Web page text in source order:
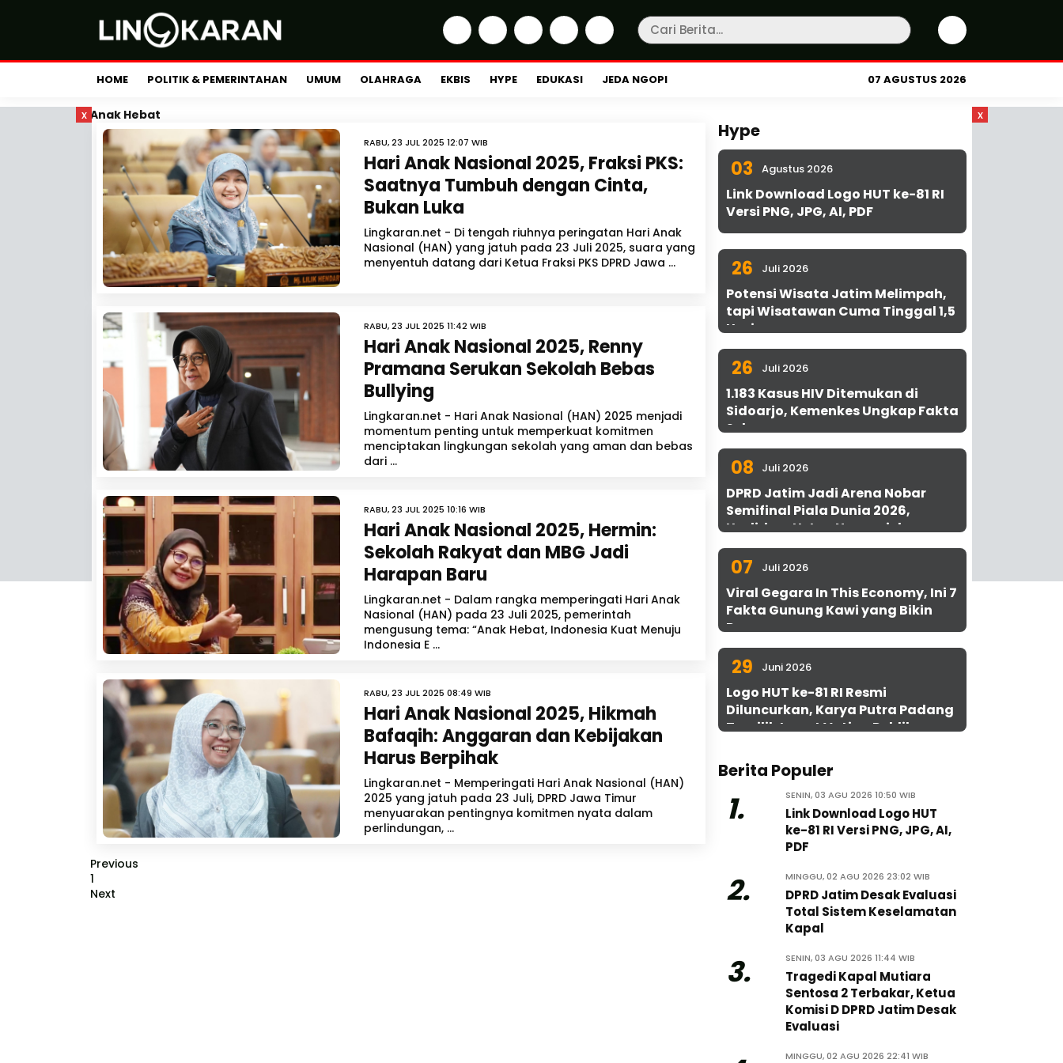
HOME POLITIK & PEMERINTAHAN UMUM OLAHRAGA EKBIS HYPE EDUKASI JEDA NGOPI 07 AGUSTUS 2026
x x
Anak Hebat
RABU, 23 JUL 2025 12:07 WIB
Hari Anak Nasional 2025, Fraksi PKS:
Saatnya Tumbuh dengan Cinta,
Bukan Luka
Lingkaran.net - Di tengah riuhnya peringatan Hari Anak
Nasional (HAN) yang jatuh pada 23 Juli 2025, suara yang
menyentuh datang dari Ketua Fraksi PKS DPRD Jawa ...
RABU, 23 JUL 2025 11:42 WIB
Hari Anak Nasional 2025, Renny
Pramana Serukan Sekolah Bebas
Bullying
Lingkaran.net - Hari Anak Nasional (HAN) 2025 menjadi
momentum penting untuk memperkuat komitmen
menciptakan lingkungan sekolah yang aman dan bebas
dari ...
RABU, 23 JUL 2025 10:16 WIB
Hari Anak Nasional 2025, Hermin:
Sekolah Rakyat dan MBG Jadi
Harapan Baru
Lingkaran.net - Dalam rangka memperingati Hari Anak
Nasional (HAN) pada 23 Juli 2025, pemerintah
mengusung tema: “Anak Hebat, Indonesia Kuat Menuju
Indonesia E ...
RABU, 23 JUL 2025 08:49 WIB
Hari Anak Nasional 2025, Hikmah
Bafaqih: Anggaran dan Kebijakan
Harus Berpihak
Lingkaran.net - Memperingati Hari Anak Nasional (HAN)
2025 yang jatuh pada 23 Juli, DPRD Jawa Timur
menyuarakan pentingnya komitmen nyata dalam
perlindungan, ...
Previous
1
Next
Hype
03 Agustus 2026
Link Download Logo HUT ke-81 RI
Versi PNG, JPG, AI, PDF
26 Juli 2026
Potensi Wisata Jatim Melimpah,
tapi Wisatawan Cuma Tinggal 1,5
Hari
26 Juli 2026
1.183 Kasus HIV Ditemukan di
Sidoarjo, Kemenkes Ungkap Fakta
Sebenarnya
08 Juli 2026
DPRD Jatim Jadi Arena Nobar
Semifinal Piala Dunia 2026,
Hadirkan Uston Nawawi dan
UMKM Gratis untuk 1.000 Warga
07 Juli 2026
Viral Gegara In This Economy, Ini 7
Fakta Gunung Kawi yang Bikin
Penasaran
29 Juni 2026
Logo HUT ke-81 RI Resmi
Diluncurkan, Karya Putra Padang
Terpilih Lewat Voting Publik
Berita Populer
1. SENIN, 03 AGU 2026 10:50 WIB
Link Download Logo HUT
ke-81 RI Versi PNG, JPG, AI,
PDF
2. MINGGU, 02 AGU 2026 23:02 WIB
DPRD Jatim Desak Evaluasi
Total Sistem Keselamatan
Kapal
3. SENIN, 03 AGU 2026 11:44 WIB
Tragedi Kapal Mutiara
Sentosa 2 Terbakar, Ketua
Komisi D DPRD Jatim Desak
Evaluasi
MINGGU, 02 AGU 2026 22:41 WIB